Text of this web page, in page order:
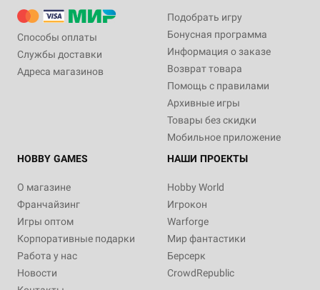
Способы оплаты
Службы доставки
Адреса магазинов
Подобрать игру
Бонусная программа
Информация о заказе
Возврат товара
Помощь с правилами
Архивные игры
Товары без скидки
Мобильное приложение
HOBBY GAMES
О магазине
Франчайзинг
Игры оптом
Корпоративные подарки
Работа у нас
Новости
НАШИ ПРОЕКТЫ
Hobby World
Игрокон
Warforge
Мир фантастики
Берсерк
CrowdRepublic